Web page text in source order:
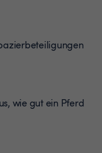
wie gut ein Pferd